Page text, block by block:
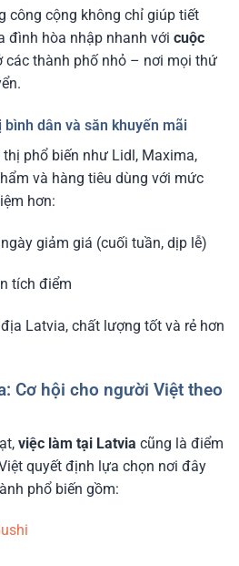
công cộng không chỉ giúp tiết
đình hòa nhập nhanh với cuộc
các thành phố nhỏ – nơi mọi thứ
dân và săn khuyến mãi
phổ biến như Lidl, Maxima,
và hàng tiêu dùng với mức
hơn:
giảm giá (cuối tuần, dịp lễ)
tích điểm
Latvia, chất lượng tốt và rẻ hơn
Cơ hội cho người Việt theo
việc làm tại Latvia cũng là điểm
quyết định lựa chọn nơi đây
phổ biến gồm: